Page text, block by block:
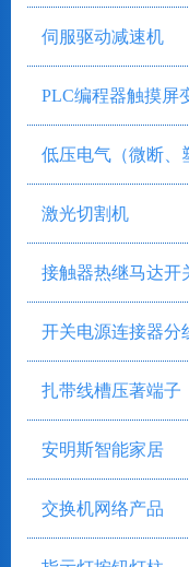
伺服驱动减速机
激光切割机
扎带线槽压著端子
安明斯智能家居
交换机网络产品